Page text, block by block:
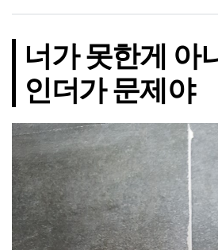
너가 못한게 아
인더가 문제야